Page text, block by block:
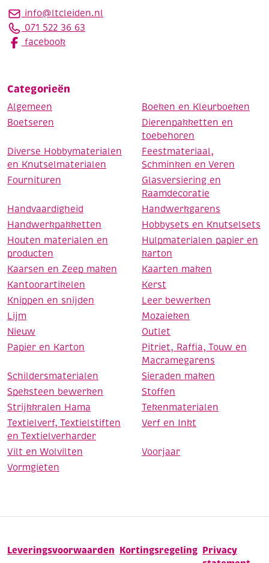
info@ltcleiden.nl
071 522 36 63
facebook
Categorieën
Algemeen
Boeken en Kleurboeken
Boetseren
Dierenpakketten en
toebehoren
Diverse Hobbymaterialen
en Knutselmaterialen
Feestmateriaal,
Schminken en Veren
Fournituren
Glasversiering en
Raamdecoratie
Handvaardigheid
Handwerkgarens
Handwerkpakketten
Hobbysets en Knutselsets
Houten materialen en
producten
Hulpmaterialen papier en
karton
Kaarsen en Zeep maken
Kaarten maken
Kantoorartikelen
Kerst
Knippen en snijden
Leer bewerken
Lijm
Mozaieken
Nieuw
Outlet
Papier en Karton
Pitriet, Raffia, Touw en
Macramegarens
Schildersmaterialen
Sieraden maken
Speksteen bewerken
Stoffen
Strijkkralen Hama
Tekenmaterialen
Textielverf, Textielstiften
en Textielverharder
Verf en Inkt
Vilt en Wolvilten
Voorjaar
Vormgieten
Leveringsvoorwaarden Kortingsregeling Privacy